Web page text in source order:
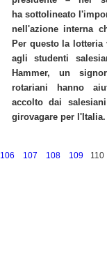
ha sottolineato
nell'azione interna
Per questo la lotteria
agli studenti
Hammer, un
rotariani hanno
accolto dai
girovagare per l'Italia.
106 107 108 109 110